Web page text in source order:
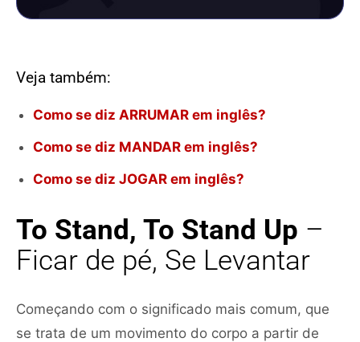
Veja também:
Como se diz ARRUMAR em inglês?
Como se diz MANDAR em inglês?
Como se diz JOGAR em inglês?
To Stand, To Stand Up –
Ficar de pé, Se Levantar
Começando com o significado mais comum, que
se trata de um movimento do corpo a partir de